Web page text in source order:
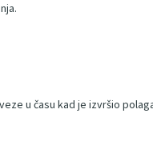
u času kad je izvršio